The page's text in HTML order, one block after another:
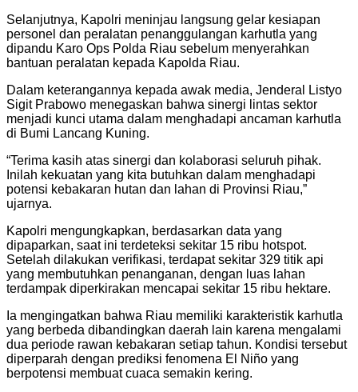
Selanjutnya, Kapolri meninjau langsung gelar kesiapan
personel dan peralatan penanggulangan karhutla yang
dipandu Karo Ops Polda Riau sebelum menyerahkan
bantuan peralatan kepada Kapolda Riau.
Dalam keterangannya kepada awak media, Jenderal Listyo
Sigit Prabowo menegaskan bahwa sinergi lintas sektor
menjadi kunci utama dalam menghadapi ancaman karhutla
di Bumi Lancang Kuning.
“Terima kasih atas sinergi dan kolaborasi seluruh pihak.
Inilah kekuatan yang kita butuhkan dalam menghadapi
potensi kebakaran hutan dan lahan di Provinsi Riau,”
ujarnya.
Kapolri mengungkapkan, berdasarkan data yang
dipaparkan, saat ini terdeteksi sekitar 15 ribu hotspot.
Setelah dilakukan verifikasi, terdapat sekitar 329 titik api
yang membutuhkan penanganan, dengan luas lahan
terdampak diperkirakan mencapai sekitar 15 ribu hektare.
Ia mengingatkan bahwa Riau memiliki karakteristik karhutla
yang berbeda dibandingkan daerah lain karena mengalami
dua periode rawan kebakaran setiap tahun. Kondisi tersebut
diperparah dengan prediksi fenomena El Niño yang
berpotensi membuat cuaca semakin kering.